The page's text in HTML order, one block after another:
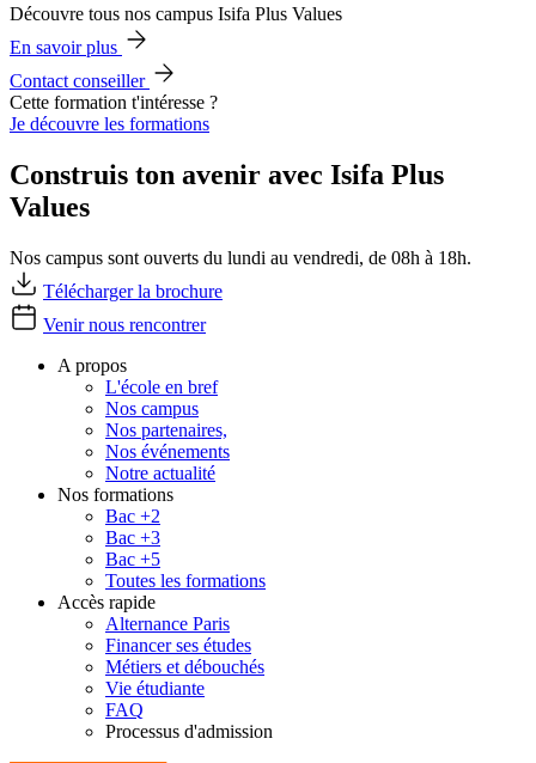
Découvre tous nos campus Isifa Plus Values
En savoir plus
Contact conseiller
Cette formation t'intéresse ?
Je découvre les formations
Construis ton avenir avec Isifa Plus
Values
Nos campus sont ouverts du lundi au vendredi, de 08h à 18h.
Télécharger la brochure
Venir nous rencontrer
A propos
L'école en bref
Nos campus
Nos partenaires,
Nos événements
Notre actualité
Nos formations
Bac +2
Bac +3
Bac +5
Toutes les formations
Accès rapide
Alternance Paris
Financer ses études
Métiers et débouchés
Vie étudiante
FAQ
Processus d'admission